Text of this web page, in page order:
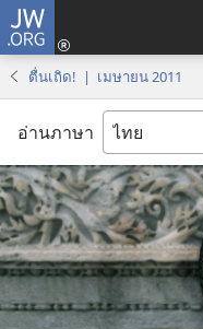
JW.ORG
ตื่นเถิด! | เมษายน 2011
อ่านภาษา